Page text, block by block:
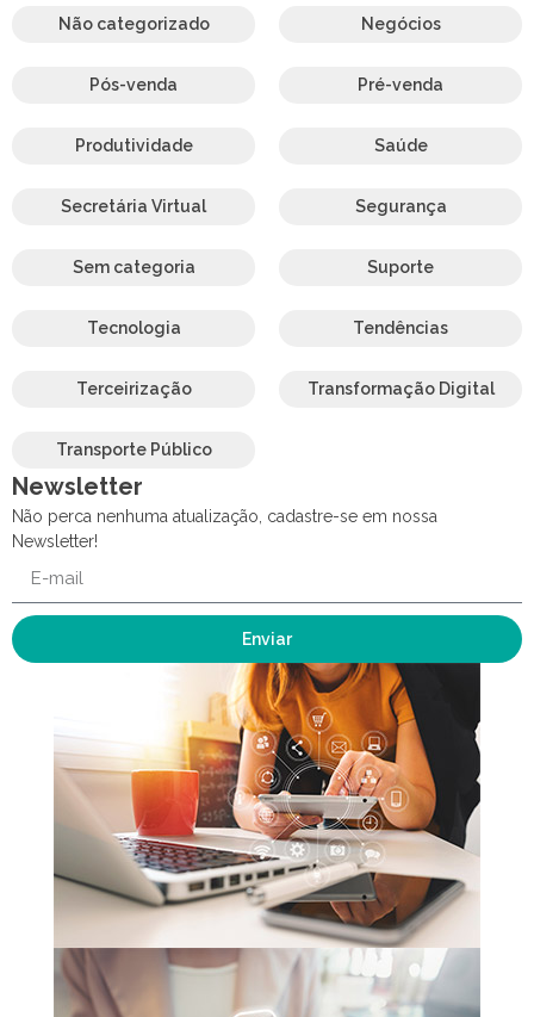
Não categorizado Negócios
Pós-venda Pré-venda
Produtividade Saúde
Secretária Virtual Segurança
Sem categoria Suporte
Tecnologia Tendências
Terceirização Transformação Digital
Transporte Público
Newsletter
Não perca nenhuma atualização, cadastre-se em nossa
Newsletter!
Enviar